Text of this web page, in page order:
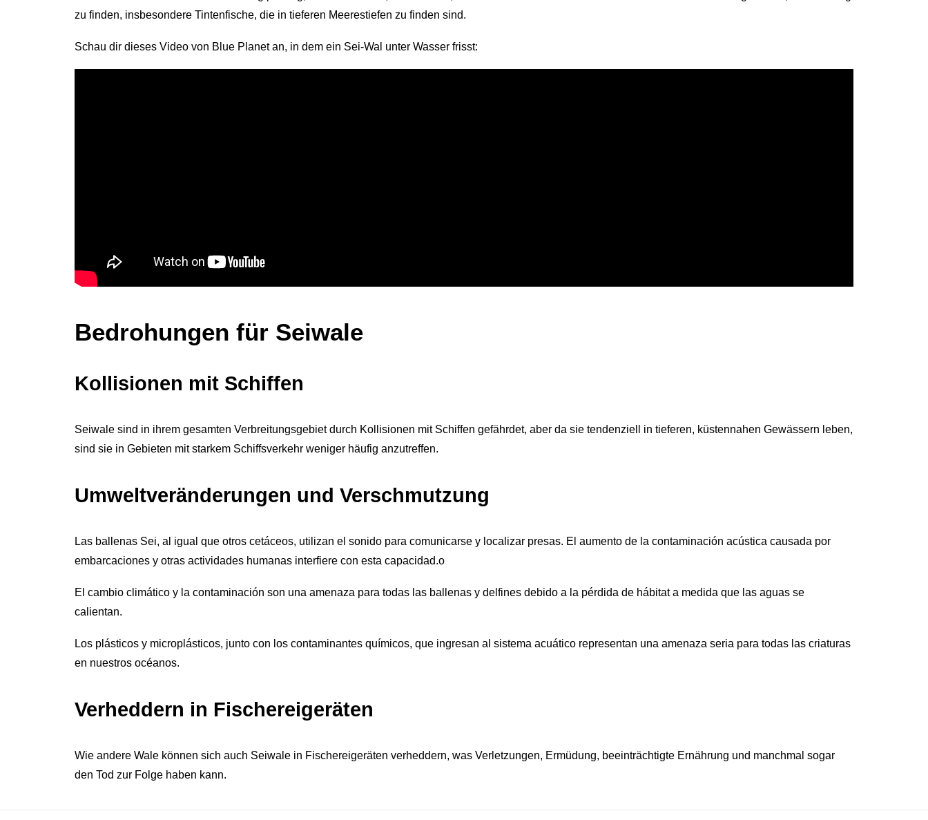
zu finden, insbesondere Tintenfische, die in tieferen Meerestiefen zu finden sind.
Schau dir dieses Video von Blue Planet an, in dem ein Sei-Wal unter Wasser frisst:
Bedrohungen für Seiwale
Kollisionen mit Schiffen
Seiwale sind in ihrem gesamten Verbreitungsgebiet durch Kollisionen mit Schiffen gefährdet, aber da sie tendenziell in tieferen, küstennahen Gewässern leben,
sind sie in Gebieten mit starkem Schiffsverkehr weniger häufig anzutreffen.
Umweltveränderungen und Verschmutzung
Las ballenas Sei, al igual que otros cetáceos, utilizan el sonido para comunicarse y localizar presas. El aumento de la contaminación acústica causada por
embarcaciones y otras actividades humanas interfiere con esta capacidad.o
El cambio climático y la contaminación son una amenaza para todas las ballenas y delfines debido a la pérdida de hábitat a medida que las aguas se
calientan.
Los plásticos y microplásticos, junto con los contaminantes químicos, que ingresan al sistema acuático representan una amenaza seria para todas las criaturas
en nuestros océanos.
Verheddern in Fischereigeräten
Wie andere Wale können sich auch Seiwale in Fischereigeräten verheddern, was Verletzungen, Ermüdung, beeinträchtigte Ernährung und manchmal sogar
den Tod zur Folge haben kann.